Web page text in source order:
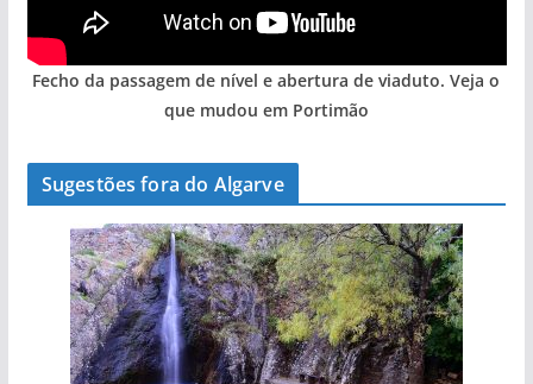
Fecho da passagem de nível e abertura de viaduto. Veja o
que mudou em Portimão
Sugestões fora do Algarve